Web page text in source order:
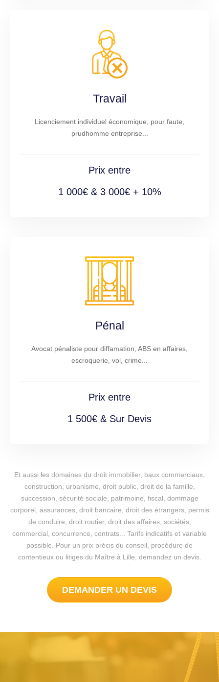
Travail
Licenciement individuel économique, pour faute,
prudhomme entreprise...
Prix entre
1 000€ & 3 000€ + 10%
Pénal
Avocat pénaliste pour diffamation, ABS en affaires,
escroquerie, vol, crime...
Prix entre
1 500€ & Sur Devis
Et aussi les domaines du droit immobilier, baux commerciaux,
construction, urbanisme, droit public, droit de la famille,
succession, sécurité sociale, patrimoine, fiscal, dommage
corporel, assurances, droit bancaire, droit des étrangers, permis
de conduire, droit routier, droit des affaires, sociétés,
commercial, concurrence, contrats... Tarifs indicatifs et variable
possible. Pour un prix précis du conseil, procédure de
contentieux ou litiges du Maître à Lille, demandez un devis.
DEMANDER UN DEVIS